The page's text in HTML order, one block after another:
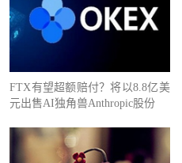
FTX有望超额赔付？将以8.8亿美
元出售AI独角兽Anthropic股份